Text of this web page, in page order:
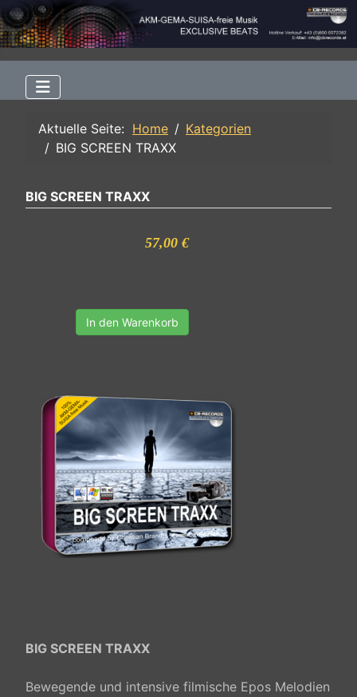
Aktuelle Seite: Home
Kategorien
BIG SCREEN TRAXX
BIG SCREEN TRAXX
57,00 €
In den Warenkorb
BIG SCREEN TRAXX
Bewegende und intensive filmische Epos Melodien